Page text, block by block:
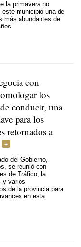
la primavera no
este municipio una de
más abundantes de
con
los
conducir, una
para los
retornados a
del Gobierno,
se reunió con
de Tráfico, la
y varios
de la provincia para
en esta